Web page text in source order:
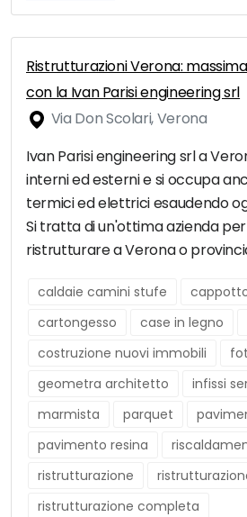
Ristrutturazioni Verona:
con la Ivan Parisi engineering srl
Via Don Scolari, Verona
Ivan Parisi engineering srl a
interni ed esterni e si occupa
termici ed elettrici esaudendo
Si tratta di un'ottima azienda
ristrutturare a Verona o
caldaie camini stufe
cartongesso
case in legno
costruzione nuovi immobili
geometra architetto
infissi
marmista
parquet
pavimento resina
ristrutturazione
ristrutturazione completa